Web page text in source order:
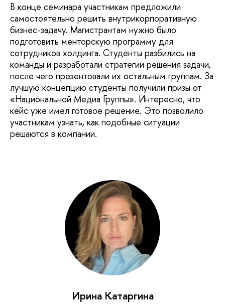
В конце семинара участникам предложили
самостоятельно решить внутрикорпоративную
бизнес-задачу. Магистрантам нужно было
подготовить менторскую программу для
сотрудников холдинга. Студенты разбились на
команды и разработали стратегии решения задачи,
после чего презентовали их остальным группам. За
лучшую концепцию студенты получили призы от
«Национальной Медиа Группы». Интересно, что
кейс уже имел готовое решение. Это позволило
участникам узнать, как подобные ситуации
решаются в компании.
Ирина Катаргина